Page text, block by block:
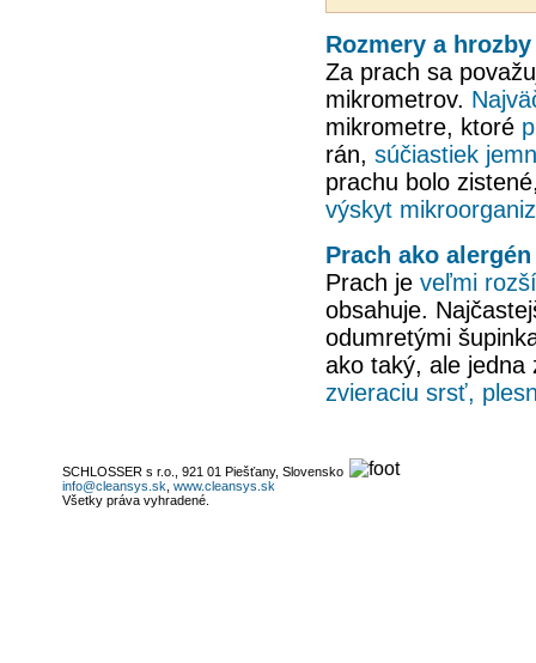
Rozmery a
Za prach sa
mikrometrov.
mikrometre, ktoré
rán, súčiastiek
prachu bolo
výskyt
Prach ako alergén
Prach je veľmi
obsahuje.
odumretými
ako taký, ale
zvieraciu srsť,
SCHLOSSER s r.o., 921 01 Piešťany, Slovensko
info@cleansys.sk www.cleansys.sk
Všetky práva vyhradené.